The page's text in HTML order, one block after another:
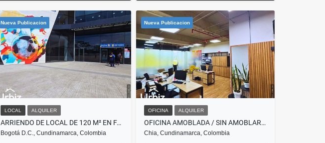
Alquiler
$20.736.000
Venta
$1.250.000.000
Nueva Publicacion
LOCAL ALQUILER
ARRIENDO DE LOCAL DE 120 M² EN FACHADA DE NUESTRO BOGOTÁ
Bogotá D.C., Cundinamarca, Colombia
Nueva Publicacion
OFICINA ALQUILER
OFICINA AMOBLADA / SIN AMOBLAR ARRIENDO DE 53 M² EDIFICIO BELENUS CHIA
Chia, Cundinamarca, Colombia